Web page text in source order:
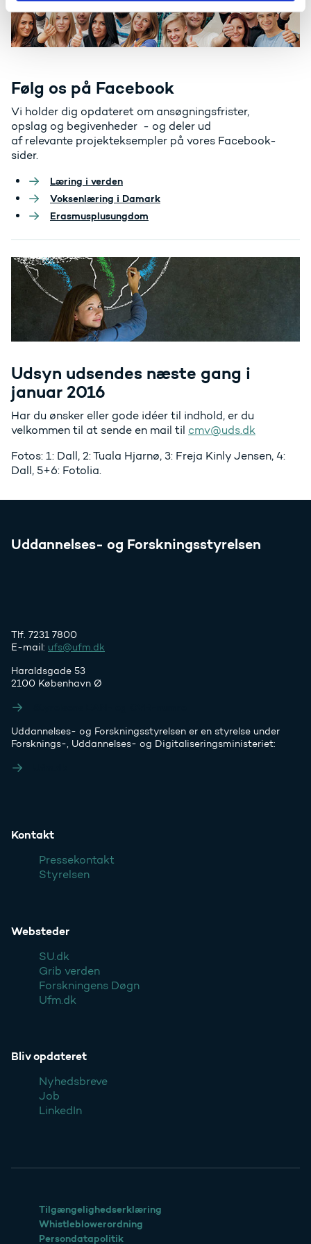
Følg os på Facebook
Vi holder dig opdateret om ansøgningsfrister,
opslag og begivenheder - og deler ud
af relevante projekteksempler på vores Facebook-
sider.
Læring i verden
Voksenlæring i Damark
Erasmusplusungdom
Udsyn udsendes næste gang i
januar 2016
Har du ønsker eller gode idéer til indhold, er du
velkommen til at sende en mail til cmv@uds.dk
Fotos: 1: Dall, 2: Tuala Hjarnø, 3: Freja Kinly Jensen, 4:
Dall, 5+6: Fotolia.
Uddannelses- og Forskningsstyrelsen
Tlf. 7231 7800
E-mail: ufs@ufm.dk
Haraldsgade 53
2100 København Ø
Uddannelses- og Forskningsstyrelsen er en styrelse under
Forsknings-, Uddannelses- og Digitaliseringsministeriet:
Kontakt
Pressekontakt
Styrelsen
Websteder
SU.dk
Grib verden
Forskningens Døgn
Ufm.dk
Bliv opdateret
Nyhedsbreve
Job
LinkedIn
Tilgængelighedserklæring
Whistleblowerordning
Persondatapolitik